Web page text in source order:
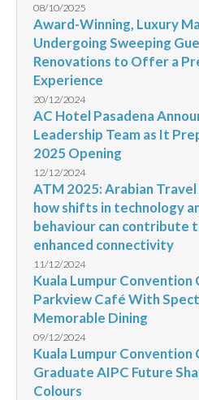
08/10/2025
Award-Winning, Luxury
Undergoing Sweeping
Renovations to Offer a
Experience
20/12/2024
AC Hotel Pasadena
Leadership Team as It
2025 Opening
12/12/2024
ATM 2025: Arabian
how shifts in technology
behaviour can contribute
enhanced connectivity
11/12/2024
Kuala Lumpur Convention
Parkview Café With
Memorable Dining
09/12/2024
Kuala Lumpur Convention
Graduate AIPC Future
Colours